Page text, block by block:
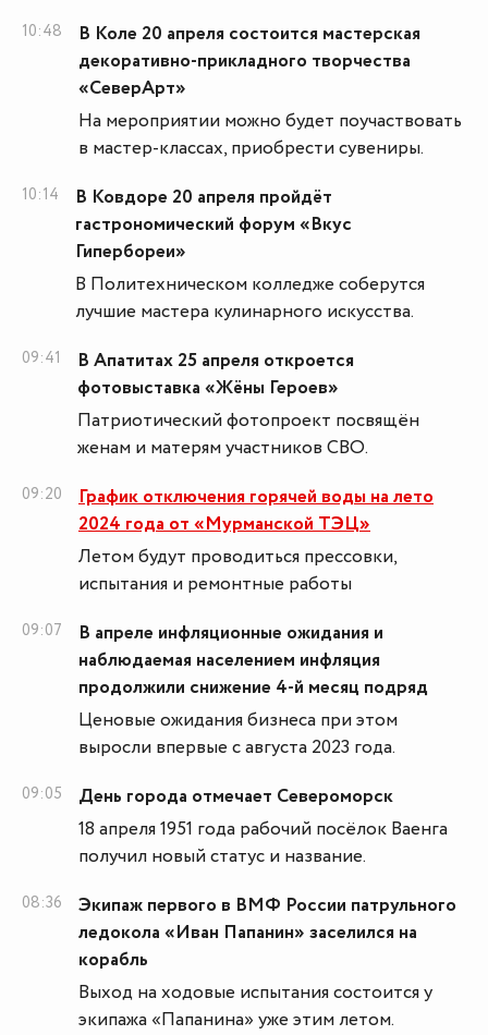
10:48
В Коле 20 апреля состоится мастерская
декоративно-прикладного творчества
«СеверАрт»
На мероприятии можно будет поучаствовать
в мастер-классах, приобрести сувениры.
10:14
В Ковдоре 20 апреля пройдёт
гастрономический форум «Вкус
Гипербореи»
В Политехническом колледже соберутся
лучшие мастера кулинарного искусства.
09:41
В Апатитах 25 апреля откроется
фотовыставка «Жëны Героев»
Патриотический фотопроект посвящëн
женам и матерям участников СВО.
09:20
График отключения горячей воды на лето
2024 года от «Мурманской ТЭЦ»
Летом будут проводиться прессовки,
испытания и ремонтные работы
09:07
В апреле инфляционные ожидания и
наблюдаемая населением инфляция
продолжили снижение 4-й месяц подряд
Ценовые ожидания бизнеса при этом
выросли впервые с августа 2023 года.
09:05
День города отмечает Североморск
18 апреля 1951 года рабочий посёлок Ваенга
получил новый статус и название.
08:36
Экипаж первого в ВМФ России патрульного
ледокола «Иван Папанин» заселился на
корабль
Выход на ходовые испытания состоится у
экипажа «Папанина» уже этим летом.